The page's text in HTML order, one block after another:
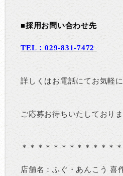
■採用お問い合わせ先
TEL：029-831-7472
詳しくはお電話にてお気軽
ご応募お待ちいたしておりま
＊＊＊＊＊＊＊＊＊＊＊＊
店舗名：ふぐ・あんこう 喜